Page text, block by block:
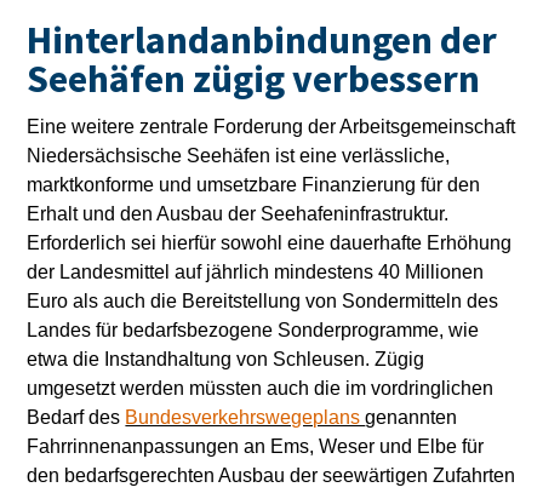
Hinterlandanbindungen der
Seehäfen zügig verbessern
Eine weitere zentrale Forderung der Arbeitsgemeinschaft
Niedersächsische Seehäfen ist eine verlässliche,
marktkonforme und umsetzbare Finanzierung für den
Erhalt und den Ausbau der Seehafeninfrastruktur.
Erforderlich sei hierfür sowohl eine dauerhafte Erhöhung
der Landesmittel auf jährlich mindestens 40 Millionen
Euro als auch die Bereitstellung von Sondermitteln des
Landes für bedarfsbezogene Sonderprogramme, wie
etwa die Instandhaltung von Schleusen. Zügig
umgesetzt werden müssten auch die im vordringlichen
Bedarf des Bundesverkehrswegeplansgenannten
Fahrrinnenanpassungen an Ems, Weser und Elbe für
den bedarfsgerechten Ausbau der seewärtigen Zufahrten